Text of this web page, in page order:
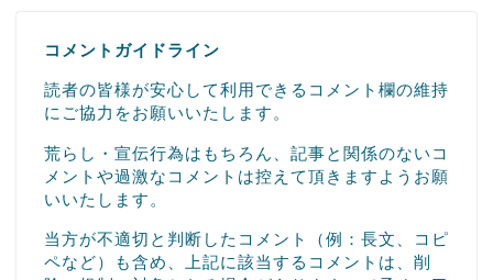
コメントガイドライン
読者の皆様が安心して利用できるコメント欄の維持
にご協力をお願いいたします。
荒らし・宣伝行為はもちろん、記事と関係のないコ
メントや過激なコメントは控えて頂きますようお願
いいたします。
当方が不適切と判断したコメント（例：長文、コピ
ペなど）も含め、上記に該当するコメントは、削